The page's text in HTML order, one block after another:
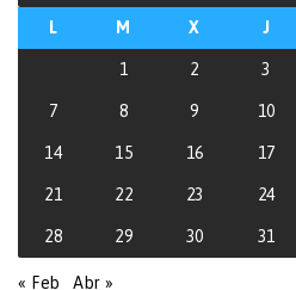
L M X J
1 2 3
7 8 9 10
14 15 16 17
21 22 23 24
28 29 30 31
« Feb Abr »